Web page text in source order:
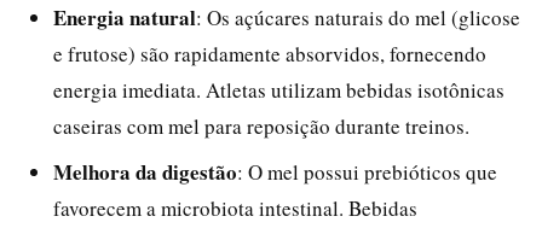
Energia natural: Os açúcares naturais do mel (glicose
e frutose) são rapidamente absorvidos, fornecendo
energia imediata. Atletas utilizam bebidas isotônicas
caseiras com mel para reposição durante treinos.
Melhora da digestão: O mel possui prebióticos que
favorecem a microbiota intestinal. Bebidas